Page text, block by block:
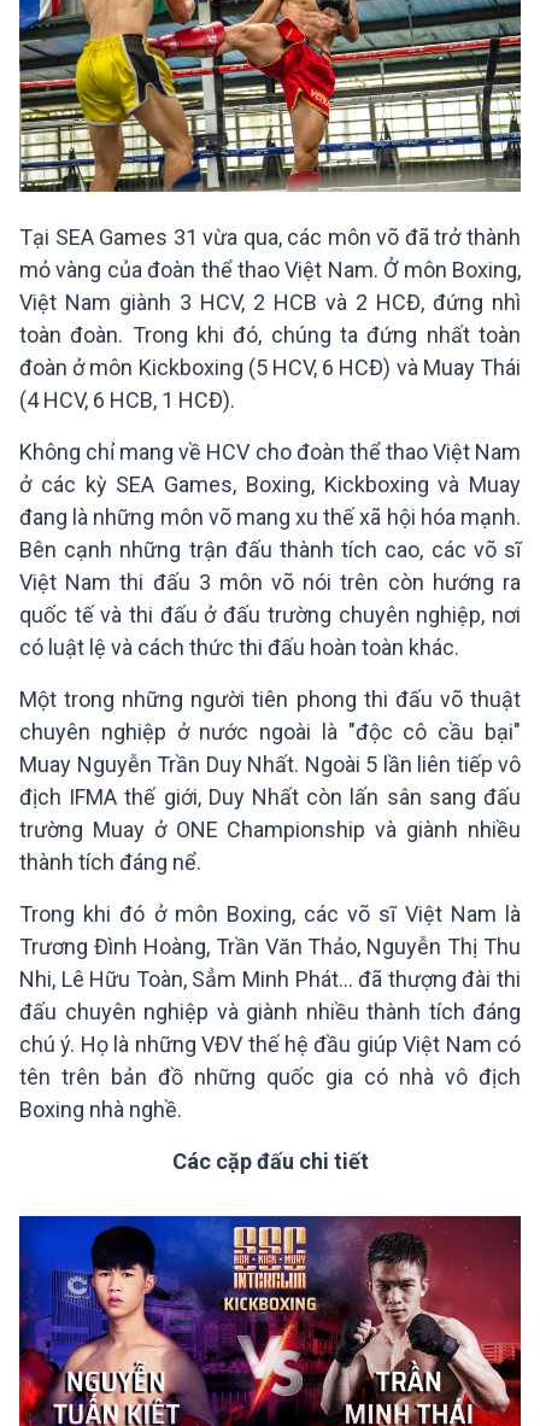
Tại SEA Games 31 vừa qua, các môn võ đã trở thành
mỏ vàng của đoàn thể thao Việt Nam. Ở môn Boxing,
Việt Nam giành 3 HCV, 2 HCB và 2 HCĐ, đứng nhì
toàn đoàn. Trong khi đó, chúng ta đứng nhất toàn
đoàn ở môn Kickboxing (5 HCV, 6 HCĐ) và Muay Thái
(4 HCV, 6 HCB, 1 HCĐ).
Không chỉ mang về HCV cho đoàn thể thao Việt Nam
ở các kỳ SEA Games, Boxing, Kickboxing và Muay
đang là những môn võ mang xu thế xã hội hóa mạnh.
Bên cạnh những trận đấu thành tích cao, các võ sĩ
Việt Nam thi đấu 3 môn võ nói trên còn hướng ra
quốc tế và thi đấu ở đấu trường chuyên nghiệp, nơi
có luật lệ và cách thức thi đấu hoàn toàn khác.
Một trong những người tiên phong thi đấu võ thuật
chuyên nghiệp ở nước ngoài là "độc cô cầu bại"
Muay Nguyễn Trần Duy Nhất. Ngoài 5 lần liên tiếp vô
địch IFMA thế giới, Duy Nhất còn lấn sân sang đấu
trường Muay ở ONE Championship và giành nhiều
thành tích đáng nể.
Trong khi đó ở môn Boxing, các võ sĩ Việt Nam là
Trương Đình Hoàng, Trần Văn Thảo, Nguyễn Thị Thu
Nhi, Lê Hữu Toàn, Sẳm Minh Phát... đã thượng đài thi
đấu chuyên nghiệp và giành nhiều thành tích đáng
chú ý. Họ là những VĐV thế hệ đầu giúp Việt Nam có
tên trên bản đồ những quốc gia có nhà vô địch
Boxing nhà nghề.
Các cặp đấu chi tiết